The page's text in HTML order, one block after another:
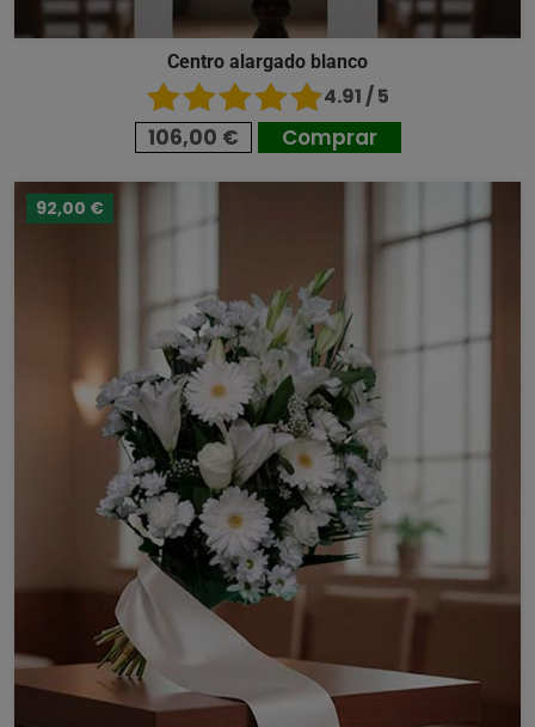
Centro alargado blanco
4.91 / 5
106,00 € Comprar
92,00 €